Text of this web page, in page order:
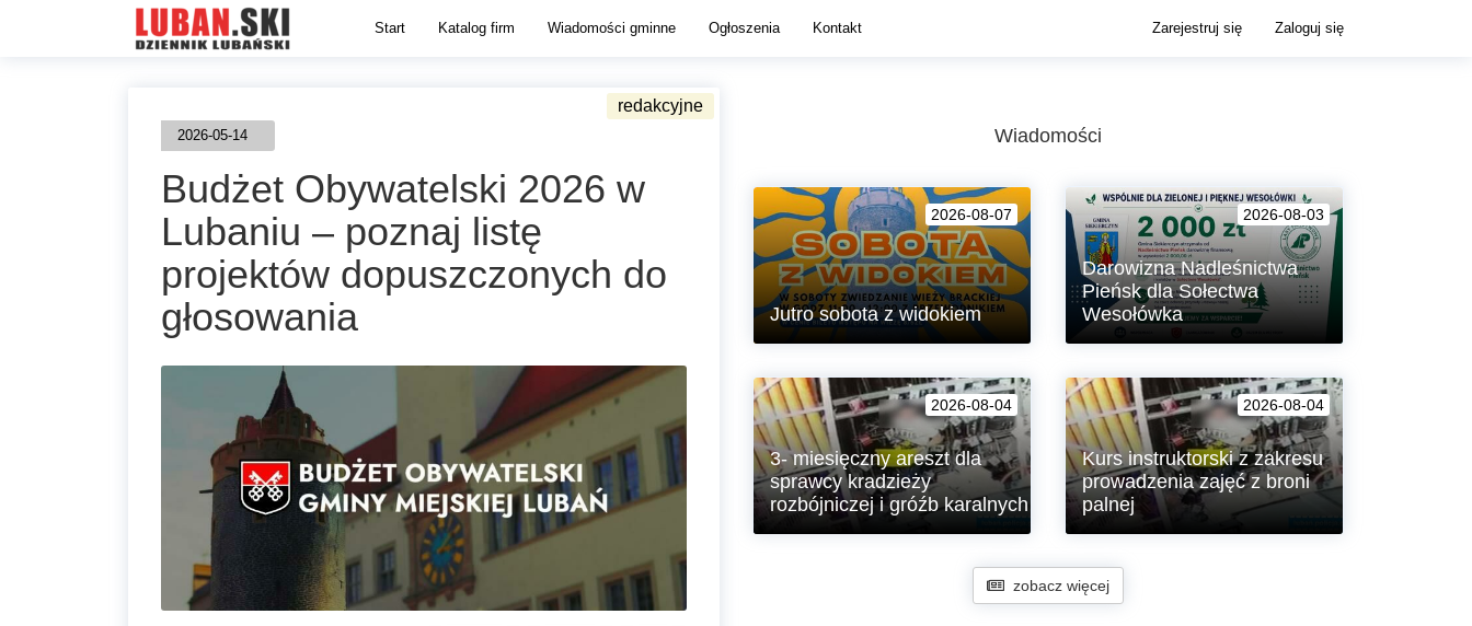
Start Katalog firm Wiadomości gminne Ogłoszenia Kontakt Zarejestruj się Zaloguj się
2026-05-14
Budżet Obywatelski 2026 w
Lubaniu – poznaj listę
projektów dopuszczonych do
głosowania
Wiadomości
2026-08-07
Jutro sobota z widokiem
Wieży Brackiej w Lubaniu!
2026-08-03
Darowizna Nadleśnictwa
Pieńsk dla Sołectwa
Wesołówka
Państwowego Gospodarstwa Leśnego
Lasy Państwowe – Nadleśnictwa
Pieńsk darowiznę finansową w
wysokości 2.000 zł z przeznaczeniem
na „Edukację ekologiczną i
nasadzenie drzew, krzewów i kwiatów
w Sołectwie Wesołówka”.
2026-08-04
3- miesięczny areszt dla
sprawcy kradzieży
rozbójniczej i gróźb karalnych
2026-08-04
Kurs instruktorski z zakresu
prowadzenia zajęć z broni
palnej
Specjalistycznych SG w Lubaniu w
dniach 29.06-24.07.2026 r. odbył się
zobacz więcej